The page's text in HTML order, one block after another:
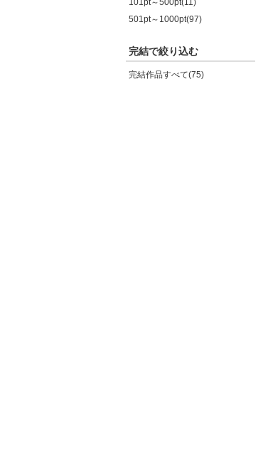
101pt～500pt(11)
501pt～1000pt(97)
完結で絞り込む
完結作品すべて(75)